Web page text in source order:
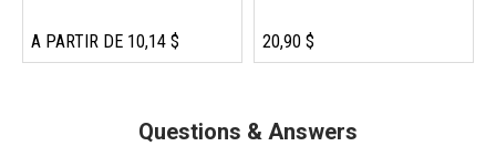
A PARTIR DE 10,14 $ 20,90 $
Questions & Answers